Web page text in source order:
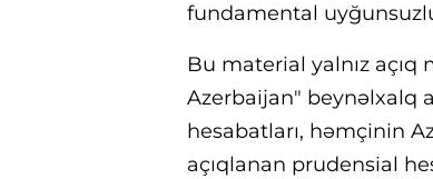
fundamental
Bu material yalnız
Azerbaijan" beynəlxalq
hesabatları, həmçinin
açıqlanan prudensial